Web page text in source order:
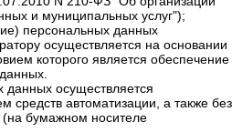
и муниципальных услуг");
персональных данных
осуществляется на основании
которого является обеспечение
осуществляется
средств автоматизации, а также без
(на бумажном носителе